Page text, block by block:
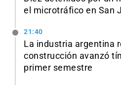
el microtráfico en San
21:40
La industria argentina
construcción avanzó
primer semestre